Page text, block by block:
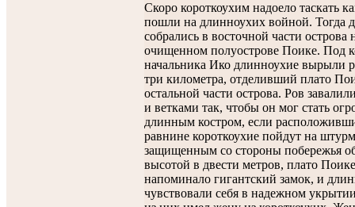
Скоро короткоухим надоело таскать
пошли на длинноухих войной. Тогда
собрались в восточной части острова
очищенном полуострове Поике. Под
начальника Ико длинноухие вырыли
три километра, отделивший плато
остальной части острова. Ров
и ветками так, чтобы он мог стать
длинным костром, если
равнине короткоухие пойдут на
защищенным со стороны побережья
высотой в двести метров, плато Поике
напоминало гигантский замок, и
чувствовали себя в надежном